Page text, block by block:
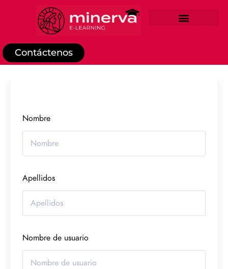
Contáctenos
Nombre
Apellidos
Nombre de usuario